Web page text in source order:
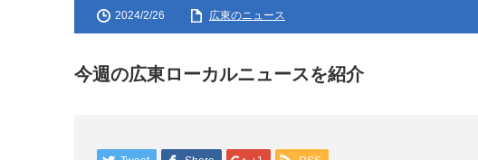
2024/2/26 広東のニュース
今週の広東ローカルニュースを紹介